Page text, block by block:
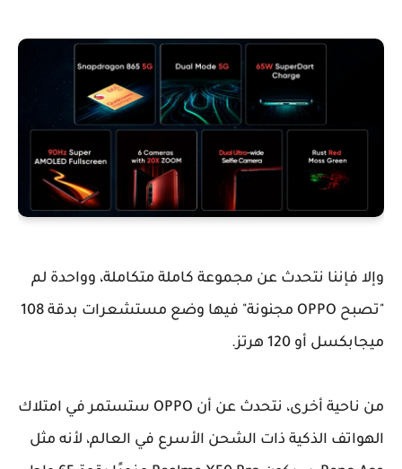
وإلا فإننا نتحدث عن مجموعة كاملة متكاملة، وواحدة لم
"تصبح OPPO مجنونة" فيها وضع مستشعرات بدقة 108
ميجابكسل أو 120 هرتز.
من ناحية أخرى، نتحدث عن أن OPPO ستستمر في امتلاك
الهواتف الذكية ذات الشحن الأسرع في العالم، لأنه مثل